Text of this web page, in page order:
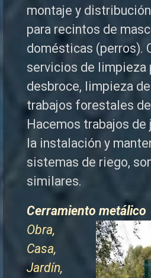
montaje y
para recintos de
domésticas (perros).
servicios de limpieza
desbroce, limpieza
trabajos forestales de
Hacemos trabajos de
la instalación y
sistemas de riego,
similares.
Cerramiento metálico
Obra,
Casa,
Jardín,